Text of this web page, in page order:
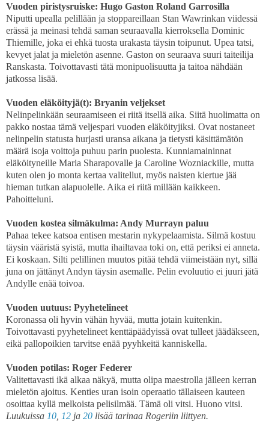
Vuoden piristysruiske: Hugo Gaston Roland Garrosilla
Niputti upealla pelillään ja stoppareillaan Stan Wawrinkan viidessä
erässä ja meinasi tehdä saman seuraavalla kierroksella Dominic
Thiemille, joka ei ehkä tuosta urakasta täysin toipunut. Upea tatsi,
kevyet jalat ja mieletön asenne. Gaston on seuraava suuri taiteilija
Ranskasta. Toivottavasti tätä monipuolisuutta ja taitoa nähdään
jatkossa lisää.
Vuoden eläköityjä(t): Bryanin veljekset
Nelinpelinkään seuraamiseen ei riitä itsellä aika. Siitä huolimatta on
pakko nostaa tämä veljespari vuoden eläköityjiksi. Ovat nostaneet
nelinpelin statusta hurjasti uransa aikana ja tietysti käsittämätön
määrä isoja voittoja puhuu parin puolesta. Kunniamaininnat
eläköityneille Maria Sharapovalle ja Caroline Wozniackille, mutta
kuten olen jo monta kertaa valitellut, myös naisten kiertue jää
hieman tutkan alapuolelle. Aika ei riitä millään kaikkeen.
Pahoitteluni.
Vuoden kostea silmäkulma: Andy Murrayn paluu
Pahaa tekee katsoa entisen mestarin nykypelaamista. Silmä kostuu
täysin vääristä syistä, mutta ihailtavaa toki on, että periksi ei anneta.
Ei koskaan. Silti pelillinen muutos pitää tehdä viimeistään nyt, sillä
juna on jättänyt Andyn täysin asemalle. Pelin evoluutio ei juuri jätä
Andylle enää toivoa.
Vuoden uutuus: Pyyhetelineet
Koronassa oli hyvin vähän hyvää, mutta jotain kuitenkin.
Toivottavasti pyyhetelineet kenttäpäädyissä ovat tulleet jäädäkseen,
eikä pallopoikien tarvitse enää pyyhkeitä kanniskella.
Vuoden potilas: Roger Federer
Valitettavasti ikä alkaa näkyä, mutta olipa maestrolla jälleen kerran
mieletön ajoitus. Kenties uran isoin operaatio tällaiseen kauteen
osoittaa kyllä melkoista pelisilmää. Tämä oli vitsi. Huono vitsi.
Luukuissa 10 12 ja 20 lisää tarinaa Rogeriin liittyen.